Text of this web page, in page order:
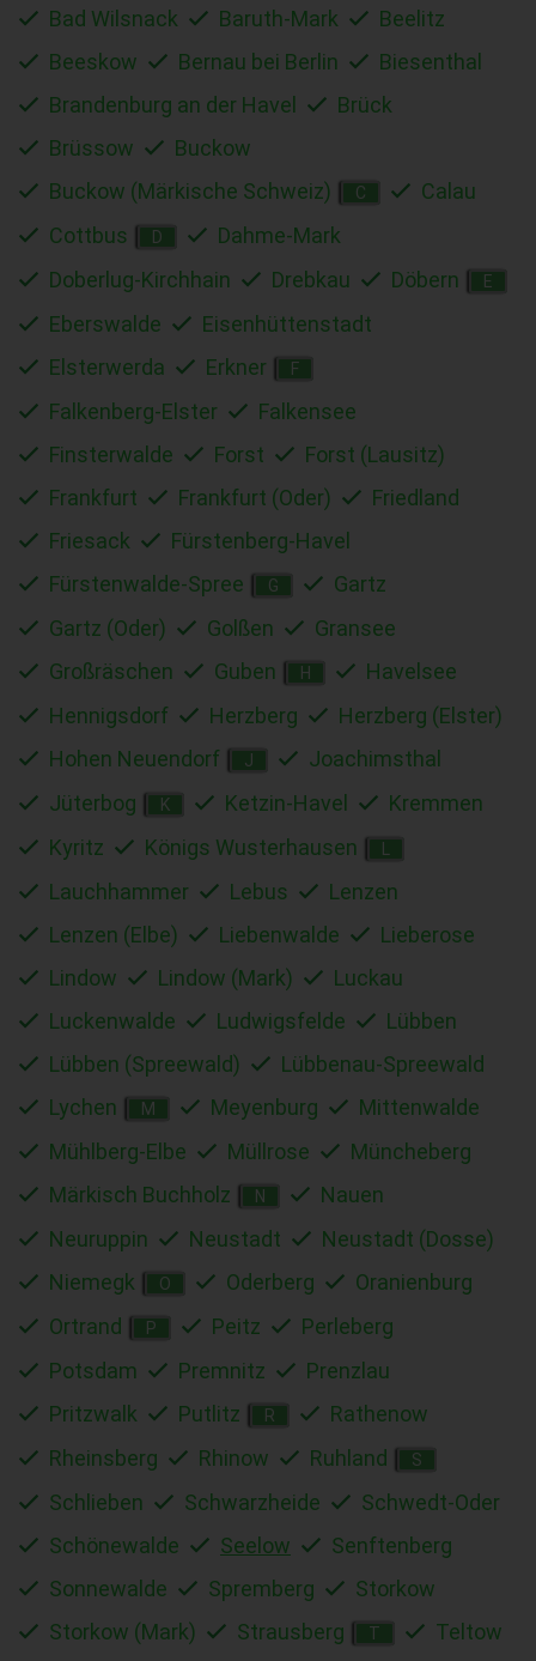
Bad Wilsnack
Baruth-Mark
Beelitz
Beeskow
Bernau bei Berlin
Biesenthal
Brandenburg an der Havel
Brück
Brüssow
Buckow
Buckow (Märkische Schweiz)
C
Calau
Cottbus
D
Dahme-Mark
Doberlug-Kirchhain
Drebkau Döbern E
Eberswalde
Eisenhüttenstadt
Elsterwerda
Erkner F
Falkenberg-Elster
Falkensee
Finsterwalde
Forst
Forst (Lausitz)
Frankfurt
Frankfurt (Oder)
Friedland
Friesack
Fürstenberg-Havel
Fürstenwalde-Spree
G
Gartz
Gartz (Oder)
Golßen
Gransee
Großräschen
Guben H
Havelsee
Hennigsdorf
Herzberg
Herzberg (Elster)
Hohen Neuendorf
J
Joachimsthal
Jüterbog
K Ketzin-Havel
Kremmen
Kyritz
Königs Wusterhausen
Lauchhammer Lebus
Lenzen
Lenzen (Elbe)
Liebenwalde
Lieberose
Lindow
Lindow (Mark)
Luckau
Luckenwalde
Ludwigsfelde
Lübben
Lübben (Spreewald)
Lübbenau-Spreewald
Lychen
M Meyenburg
Mittenwalde
Mühlberg-Elbe
Müllrose
Müncheberg
Märkisch Buchholz
N
Nauen
Neuruppin
Neustadt
Neustadt (Dosse)
Niemegk
O Oderberg
Oranienburg
Ortrand
P Peitz
Perleberg
Potsdam
Premnitz
Prenzlau
Pritzwalk
Putlitz R
Rathenow
Rheinsberg
Rhinow Ruhland S
Schlieben Schwarzheide
Schwedt-Oder
Schönewalde
Seelow
Senftenberg
Sonnewalde
Spremberg
Storkow
Storkow (Mark)
Strausberg T
Teltow